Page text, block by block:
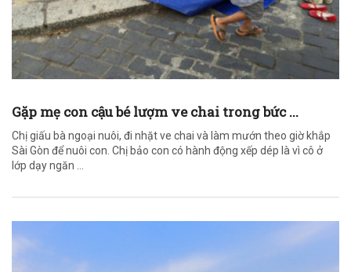
Gặp mẹ con cậu bé lượm ve chai trong bức ...
Chị giấu bà ngoại nuôi, đi nhặt ve chai và làm mướn theo giờ khắp
Sài Gòn để nuôi con. Chị bảo con có hành động xếp dép là vì cô ở
lớp dạy ngăn ...